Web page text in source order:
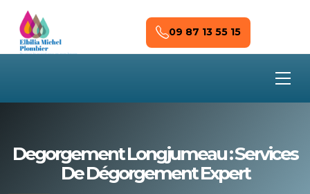
Skip to main content
09 87 13 55 15
Degorgement Longjumeau : Services
De Dégorgement Expert